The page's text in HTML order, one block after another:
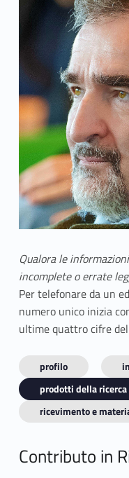
Qualora le
incomplete o errate
Per telefonare da un
numero unico inizia
ultime quattro cifre
profilo
prodotti della ricerca
ricevimento e
Contributo in